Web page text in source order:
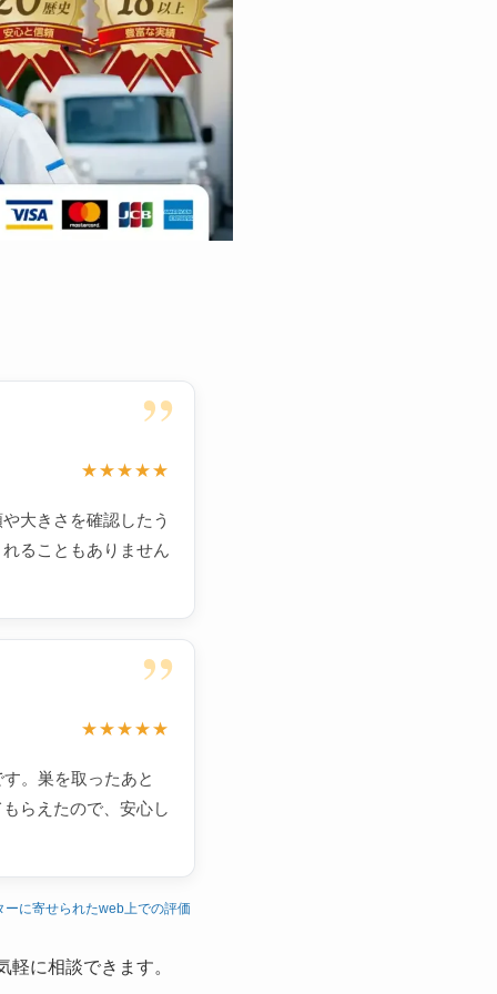
”
★★★★★
大きさを確認したう
ることもありません
”
★★★★★
。巣を取ったあと
らえたので、安心し
ーに寄せられたweb上での評価
に相談できます。